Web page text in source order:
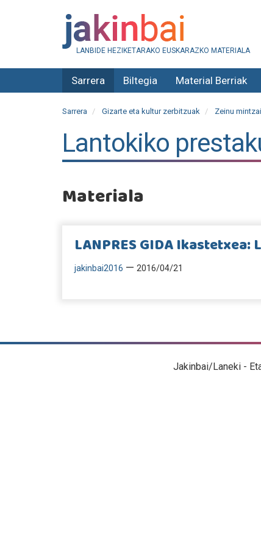
LANBIDE HEZIKETARAKO EUSKARAZKO MATERIALA
Sarrera Biltegia Material Berriak
Sarrera Gizarte eta kultur zerbitzuak Zeinu
Lantokiko
Materiala
LANPRES GIDA Ikastetxea:
jakinbai2016 — 2016/04/21
Jakinbai/Laneki -